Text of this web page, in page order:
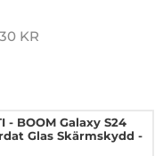
KR
- BOOM Galaxy S24
Glas Skärmskydd -